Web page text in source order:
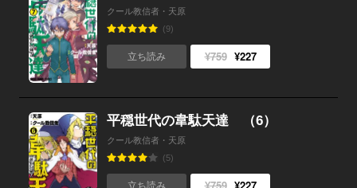
クール教信者・天原
(9)
立ち読み ¥759 ¥227
平穏世代の韋駄天達 （6）
クール教信者・天原
(5)
立ち読み